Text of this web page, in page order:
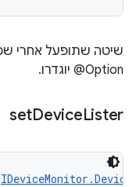
@Option יוגדרו.
setDeviceLister